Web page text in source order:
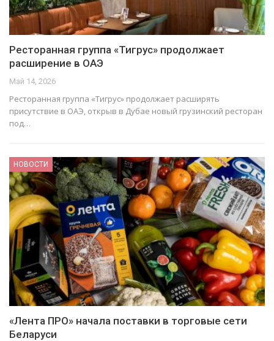
Ресторанная группа «Тигрус» продолжает
расширение в ОАЭ
Май 14, 2026
Ресторанная группа «Тигрус» продолжает расширять
присутствие в ОАЭ, открыв в Дубае новый грузинский ресторан
под…
НОВОСТИ
«Лента ПРО» начала поставки в торговые сети
Беларуси